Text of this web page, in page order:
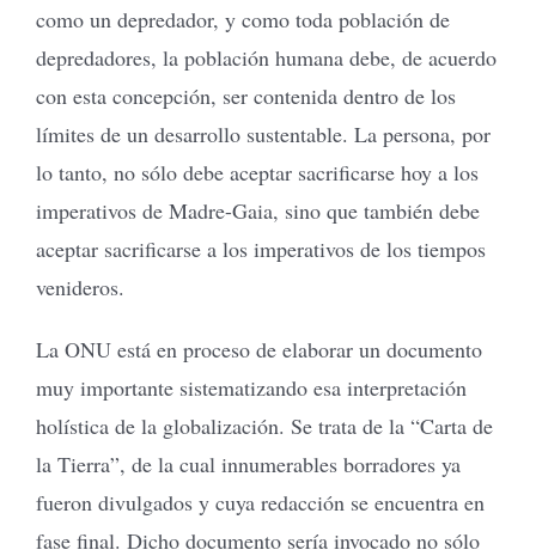
como un depredador, y como toda población de
depredadores, la población humana debe, de acuerdo
con esta concepción, ser contenida dentro de los
límites de un desarrollo sustentable. La persona, por
lo tanto, no sólo debe aceptar sacrificarse hoy a los
imperativos de Madre-Gaia, sino que también debe
aceptar sacrificarse a los imperativos de los tiempos
venideros.
La ONU está en proceso de elaborar un documento
muy importante sistematizando esa interpretación
holística de la globalización. Se trata de la “Carta de
la Tierra”, de la cual innumerables borradores ya
fueron divulgados y cuya redacción se encuentra en
fase final. Dicho documento sería invocado no sólo